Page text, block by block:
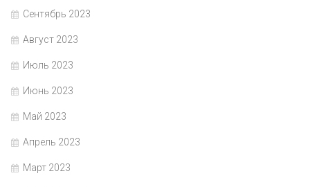
Сентябрь 2023
Август 2023
Июль 2023
Июнь 2023
Май 2023
Апрель 2023
Март 2023